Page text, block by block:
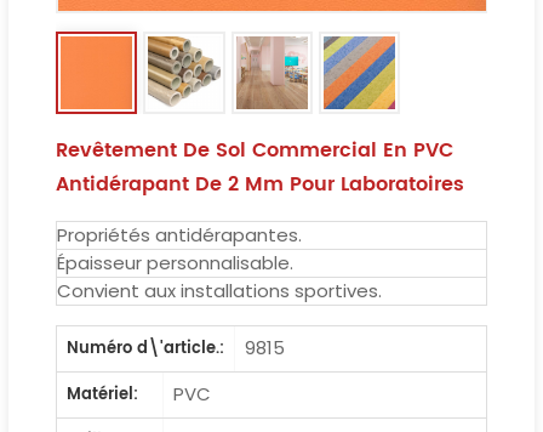
Revêtement De Sol Commercial En PVC
Antidérapant De 2 Mm Pour Laboratoires
Propriétés antidérapantes.
Épaisseur personnalisable.
Convient aux installations sportives.
Numéro d\'article.:
9815
Matériel:
PVC